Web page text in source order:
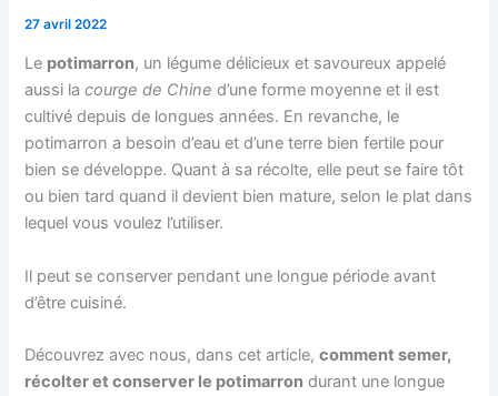
27 avril 2022
Le potimarron, un légume délicieux et savoureux appelé
aussi lacourge de Chine d’une forme moyenne et il est
cultivé depuis de longues années. En revanche, le
potimarron a besoin d’eau et d’une terre bien fertile pour
bien se développe. Quant à sa récolte, elle peut se faire tôt
ou bien tard quand il devient bien mature, selon le plat dans
lequel vous voulez l’utiliser.
Il peut se conserver pendant une longue période avant
d’être cuisiné.
Découvrez avec nous, dans cet article,comment semer,
récolter et conserver le potimarron durant une longue